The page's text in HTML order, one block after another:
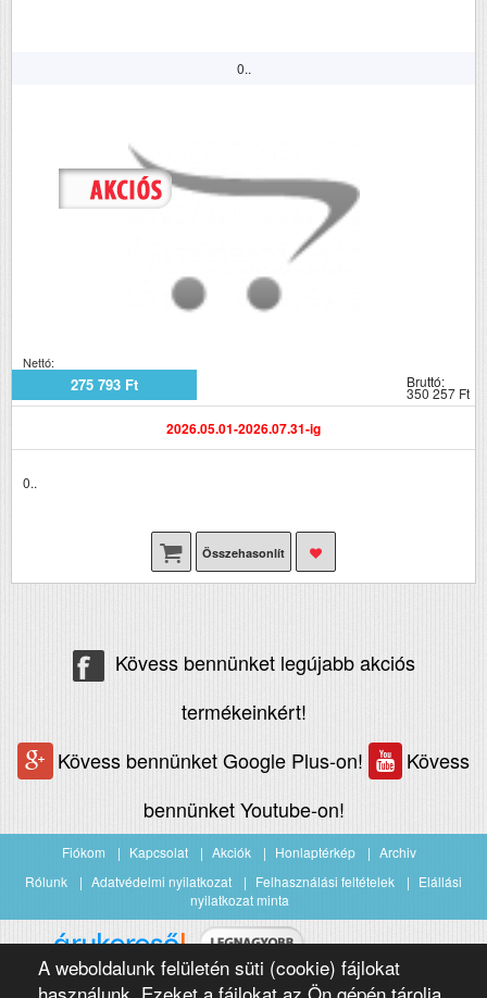
0..
Nettó:
275 793 Ft Bruttó:
350 257 Ft
2026.05.01-2026.07.31-ig
0..
Összehasonlít
A weboldalunk felületén süti (cookie) fájlokat
Kövess bennünket legújabb akciós
termékeinkért!
Kövess bennünket Google Plus-on!
Kövess
bennünket Youtube-on!
Fiókom Kapcsolat Akciók Honlaptérkép
Archiv
Rólunk
Adatvédelmi nyilatkozat Felhasználási feltételek
Elállási
nyilatkozat minta